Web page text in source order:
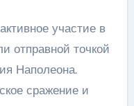
участие в
отправной точкой
Наполеона.
сражение и